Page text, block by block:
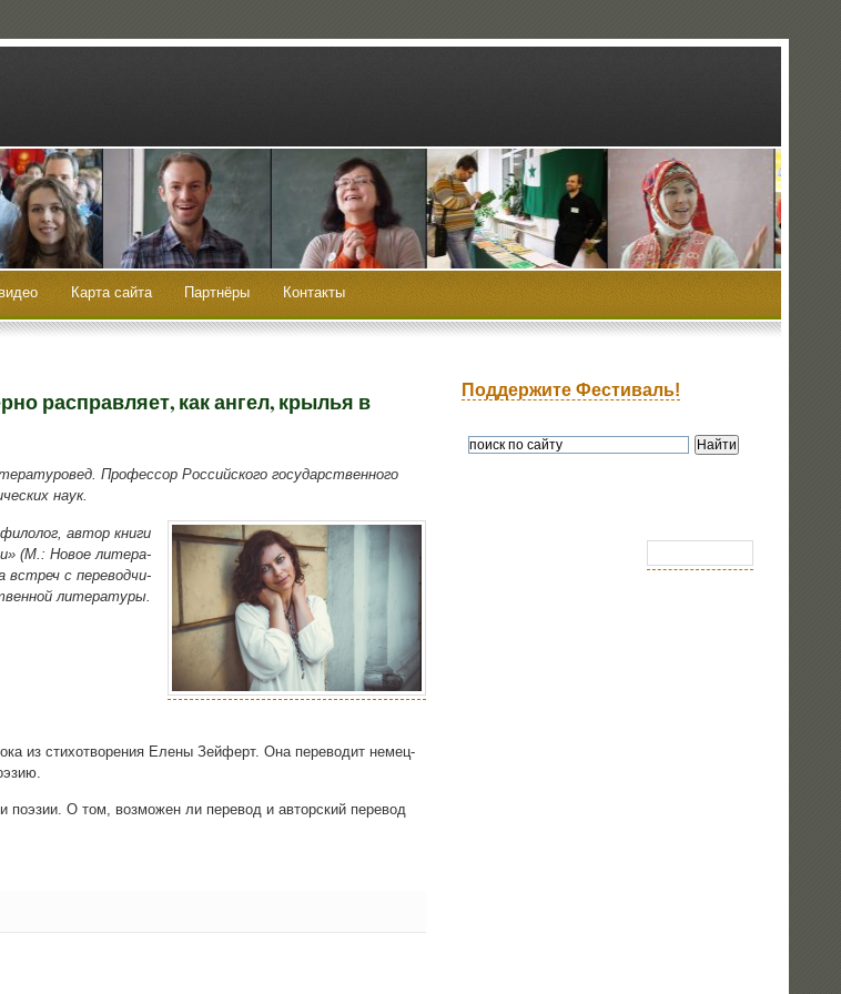
Карта сайта Партнёры Контакты
расправляет, как ангел, крылья в
Про­фес­сор Рос­сий­ско­го госу­дар­ствен­но­го
наук.
автор кни­ги
(М.: Новое лите­ра­
встреч с пере­вод­чи­
литературы.
из сти­хо­тво­ре­ния Еле­ны Зей­ферт. Она пере­во­дит немец­
поэ­зии. О том, воз­мо­жен ли пере­вод и автор­ский пере­вод
Поддержите Фестиваль!